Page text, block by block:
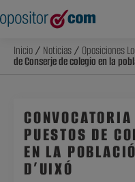
Inicio/ Noticias/ Oposiciones
de Conserje de colegio en la
PUESTOS DE
EN LA
D’UIXÓ